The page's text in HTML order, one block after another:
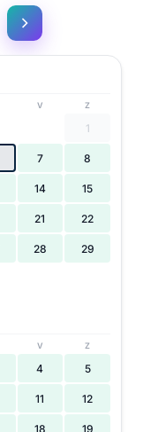
V Z
1
7 8
14 15
21 22
28 29
V Z
4 5
11 12
18 19